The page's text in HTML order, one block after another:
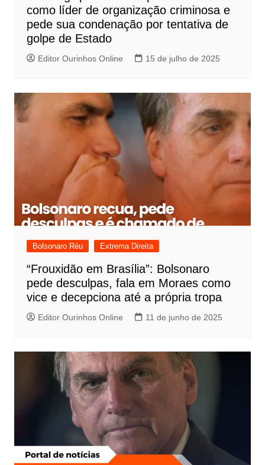
como líder de organização criminosa e
pede sua condenação por tentativa de
golpe de Estado
Editor Ourinhos Online 15 de julho de 2025
Bolsonaro Réu Extrema Direita
“Frouxidão em Brasília”: Bolsonaro
pede desculpas, fala em Moraes como
vice e decepciona até a própria tropa
Editor Ourinhos Online 11 de junho de 2025